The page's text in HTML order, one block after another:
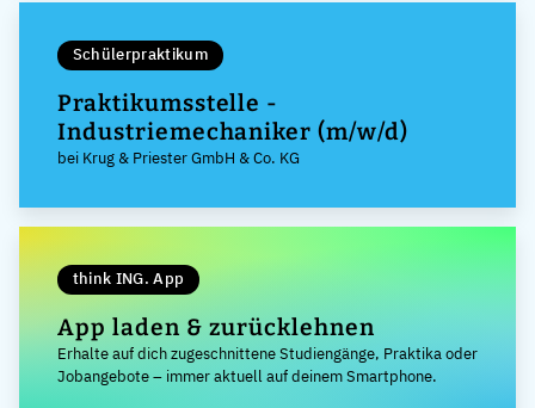
Schülerpraktikum
Praktikumsstelle -
Industriemechaniker (m/w/d)
bei Krug & Priester GmbH & Co. KG
think ING. App
App laden & zurücklehnen
Erhalte auf dich zugeschnittene Studiengänge, Praktika oder
Jobangebote – immer aktuell auf deinem Smartphone.